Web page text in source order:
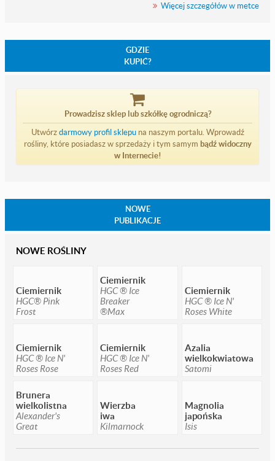
Więcej szczegółów w metce
GDZIE
KUPIĆ?
Prowadzisz sklep lub szkółkę ogrodniczą?
Utwórzdarmowy profil sklepuna naszym portalu. Wprowadź
rośliny, które posiadasz w sprzedaży i tym samym bądź widoczny
w Internecie!
NOWE
PUBLIKACJE
NOWE ROŚLINY
Ciemiernik
HGC® Pink
Frost
Ciemiernik
HGC ® Ice
Breaker
®Max
Ciemiernik
HGC ® Ice N'
Roses White
Ciemiernik
HGC ® Ice N'
Roses Rose
Ciemiernik
HGC ® Ice N'
Roses Red
Azalia
wielkokwiatowa
Satomi
Brunera
wielkolistna
Alexander's
Great
Wierzba
iwa
Kilmarnock
Magnolia
japońska
Isis